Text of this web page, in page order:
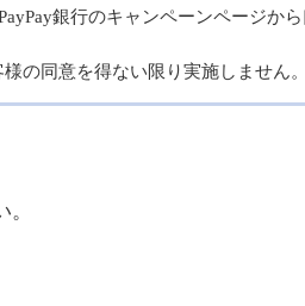
銀行のキャンペーンページか
の同意を得ない限り実施しません。